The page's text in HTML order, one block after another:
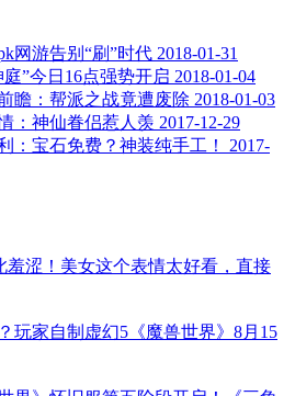
网游告别“刷”时代 2018-01-31
庭”今日16点强势开启 2018-01-04
瞻：帮派之战竟遭废除 2018-01-03
：神仙眷侣惹人羡 2017-12-29
：宝石免费？神装纯手工！
2017-
羞涩！美女这个表情太好看，直接
玩家自制虚幻5《魔兽世界》8月15